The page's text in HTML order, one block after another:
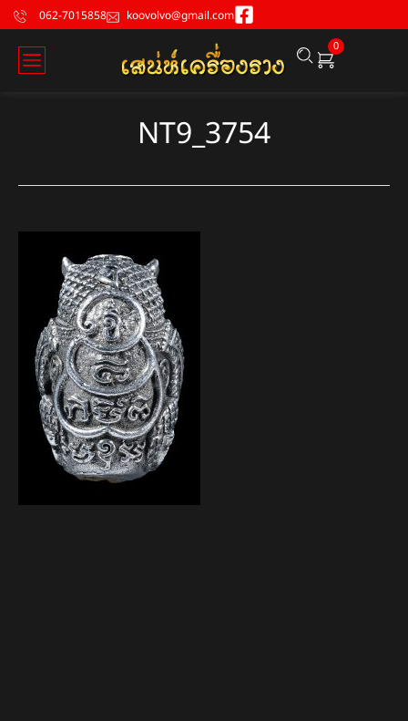
062-7015858 koovolvo@gmail.com
0
NT9_3754